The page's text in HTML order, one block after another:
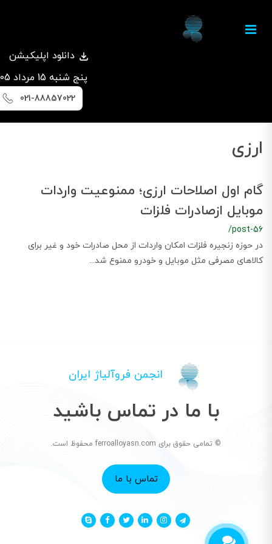
دانلود اپلیکیشن
پنج شنبه 15 مرداد 1405
021-88857022
ارزی
گام اول اصلاحات ارزی؛ ممنوعیت واردات
موبایل ازصادرات فلزات
/post-56
در حوزه زنجیره فلزات امکان واردات از محل صادرات خود و غیر برای
کالاهای مصرفی مثل موبایل و خودرو ممنوع شد...
انجمن فروآلیاژ ایران
با ما در تماس باشید
© تمامی حقوق برای ferroalloyasn.com محفوظ است.
تماس با ما